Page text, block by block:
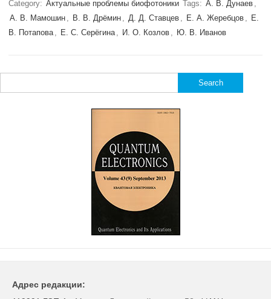
Category: Актуальные проблемы биофотоники Tags: А. В. Дунаев ,
А. В. Мамошин , В. В. Дрёмин , Д. Д. Ставцев , Е. А. Жеребцов , Е.
В. Потапова , Е. С. Серёгина , И. О. Козлов , Ю. В. Иванов
for:
Адрес редакции: